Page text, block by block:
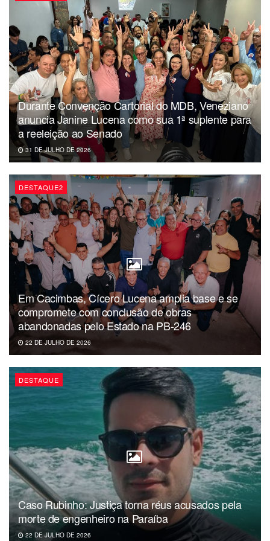
Durante Convenção Cartorial do MDB, Veneziano
anuncia Janine Lucena como sua 1ª suplente para
a reeleição ao Senado
31 DE JULHO DE 2026
DESTAQUE2
Em Cacimbas, Cícero Lucena amplia base e se
compromete com conclusão de obras
abandonadas pelo Estado na PB-246
22 DE JULHO DE 2026
DESTAQUE
Caso Rubinho: Justiça torna réus acusados pela
morte de engenheiro na Paraíba
22 DE JULHO DE 2026